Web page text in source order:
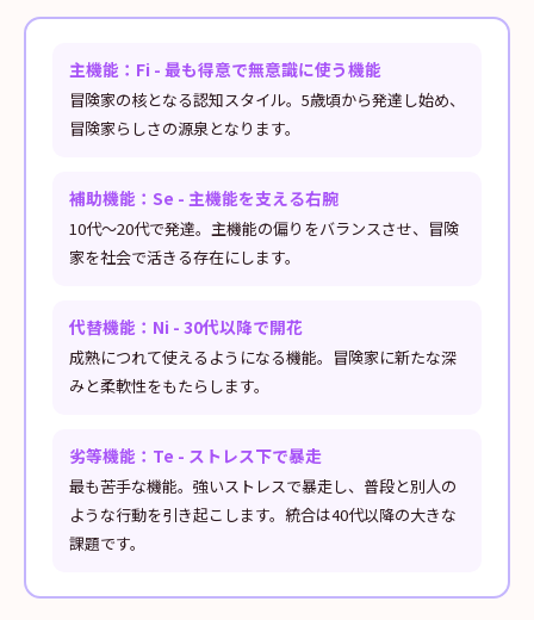
主機能：Fi - 最も得意で無意識に使う機能
冒険家の核となる認知スタイル。5歳頃から発達し始め、
冒険家らしさの源泉となります。
補助機能：Se - 主機能を支える右腕
10代〜20代で発達。主機能の偏りをバランスさせ、冒険
家を社会で活きる存在にします。
代替機能：Ni - 30代以降で開花
成熟につれて使えるようになる機能。冒険家に新たな深
みと柔軟性をもたらします。
劣等機能：Te - ストレス下で暴走
最も苦手な機能。強いストレスで暴走し、普段と別人の
ような行動を引き起こします。統合は40代以降の大きな
課題です。